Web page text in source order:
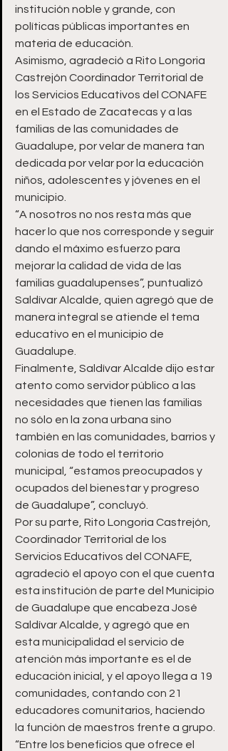
institución noble y grande, con
políticas públicas importantes en
materia de educación.
Asimismo, agradeció a Rito Longoria
Castrejón Coordinador Territorial de
los Servicios Educativos del CONAFE
en el Estado de Zacatecas y a las
familias de las comunidades de
Guadalupe, por velar de manera tan
dedicada por velar por la educación
niños, adolescentes y jóvenes en el
municipio.
“A nosotros no nos resta más que
hacer lo que nos corresponde y seguir
dando el máximo esfuerzo para
mejorar la calidad de vida de las
familias guadalupenses”, puntualizó
Saldívar Alcalde, quien agregó que de
manera integral se atiende el tema
educativo en el municipio de
Guadalupe.
Finalmente, Saldívar Alcalde dijo estar
atento como servidor público a las
necesidades que tienen las familias
no sólo en la zona urbana sino
también en las comunidades, barrios y
colonias de todo el territorio
municipal, “estamos preocupados y
ocupados del bienestar y progreso
de Guadalupe”, concluyó.
Por su parte, Rito Longoria Castrejón,
Coordinador Territorial de los
Servicios Educativos del CONAFE,
agradeció el apoyo con el que cuenta
esta institución de parte del Municipio
de Guadalupe que encabeza José
Saldívar Alcalde, y agregó que en
esta municipalidad el servicio de
atención más importante es el de
educación inicial, y el apoyo llega a 19
comunidades, contando con 21
educadores comunitarios, haciendo
la función de maestros frente a grupo.
“Entre los beneficios que ofrece el